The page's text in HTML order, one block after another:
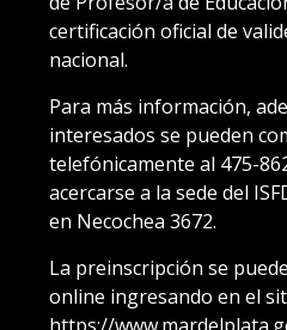
certificación oficial de
nacional.
Para más información,
interesados se pueden
telefónicamente al 475-
acercarse a la sede del
en Necochea 3672.
La preinscripción se
online ingresando en el